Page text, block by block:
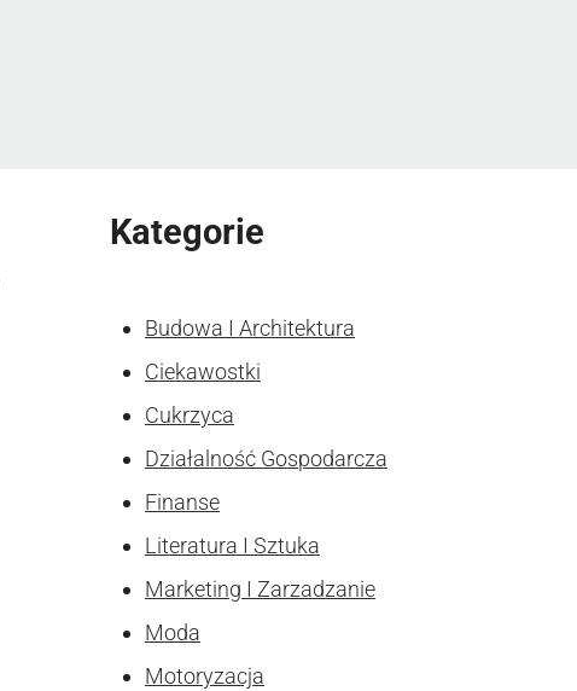
Kategorie
Budowa I Architektura
Ciekawostki
Cukrzyca
Działalność Gospodarcza
Finanse
Literatura I Sztuka
Marketing I Zarzadzanie
Moda
Motoryzacja